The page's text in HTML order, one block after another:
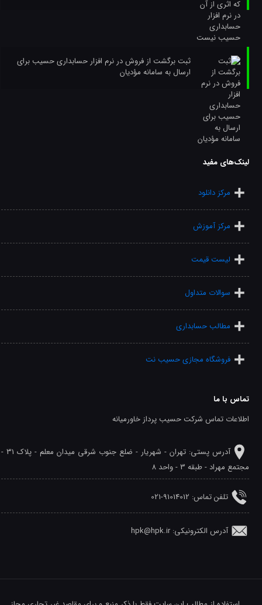
ثبت برگشت از فروش در نرم افزار حسابداری حسیب برای
ارسال به سامانه مؤدیان
لینک‌های مفید
مرکز دانلود
مرکز آموزش
لیست قیمت
سوالات متداول
مطالب حسابداری
فروشگاه مجازی حسیب نت
تماس با ما
اطلاعات تماس شرکت حسیب پرداز خاورمیانه
آدرس پستی: تهران - شهريار - ضلع جنوب شرقی میدان معلم - پلاک 31 -
مجتمع مهراد - طبقه 3 - واحد 8
تلفن‌ تماس: 91014012-021
آدرس الکترونیکی: hpk@hpk.ir